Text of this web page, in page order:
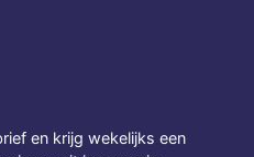
en krijg wekelijks een